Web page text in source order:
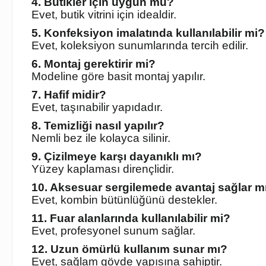
Evet, butik vitrini için idealdir.
5. Konfeksiyon imalatında kullanılabilir mi?
Evet, koleksiyon sunumlarında tercih edilir.
6. Montaj gerektirir mi?
Modeline göre basit montaj yapılır.
7. Hafif midir?
Evet, taşınabilir yapıdadır.
8. Temizliği nasıl yapılır?
Nemli bez ile kolayca silinir.
9. Çizilmeye karşı dayanıklı mı?
Yüzey kaplaması dirençlidir.
10. Aksesuar sergilemede avantaj sağlar
Evet, kombin bütünlüğünü destekler.
11. Fuar alanlarında kullanılabilir mi?
Evet, profesyonel sunum sağlar.
12. Uzun ömürlü kullanım sunar mı?
Evet, sağlam gövde yapısına sahiptir.